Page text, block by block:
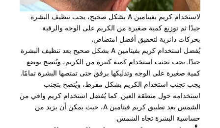
لاستخدام كريم بفيتامين A بشكل صحيح، يجب تنظيف البشرة
جيدًا ثم توزيع كمية صغيرة من الكريم على الوجه والرقبة
بحركات دائرية لتحقيق أفضل امتصاص.
يُفضل استخدام كريم بفيتامين A بشكل صحيح بعد تنظيف البشرة
جيدًا. يجب تجنب استخدام كمية كبيرة من الكريم، ويُنصح بوضع
كمية صغيرة على الوجه وتدليكها برفق حتى تمتصها البشرة تمامًا.
يجب تجنب استخدام الكريم بشكل مفرط، ويُنصح بتجنب
استخدامه حول منطقة العين. كما يُفضل استخدام كريم واقي من
الشمس بعد تطبيق كريم فيتامين A، حيث يمكن أن يزيد من
حساسية البشرة تجاه الشمس.